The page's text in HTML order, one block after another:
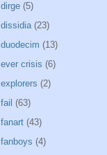
dirge (5)
dissidia (23)
duodecim (13)
ever crisis (6)
explorers (2)
fail (63)
fanart (43)
fanboys (4)